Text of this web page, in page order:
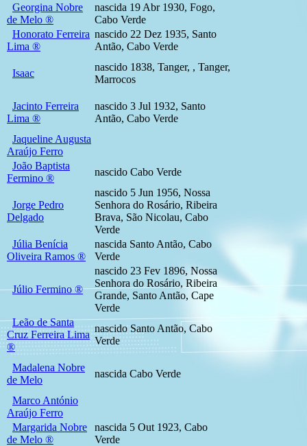
Georgina Nobre
de Melo ®
nascida 19 Abr 1930, Fogo,
Cabo Verde
Honorato Ferreira
Lima ®
nascido 22 Dez 1935, Santo
Antão, Cabo Verde
Isaac
nascido 1838, Tanger, , Tanger,
Marrocos
Jacinto Ferreira
Lima ®
nascido 3 Jul 1932, Santo
Antão, Cabo Verde
Jaqueline Augusta
Araújo Ferro
João Baptista
Fermino ®
nascido Cabo Verde
Jorge Pedro
Delgado
nascido 5 Jun 1956, Nossa
Senhora do Rosário, Ribeira
Brava, São Nicolau, Cabo
Verde
Júlia Benícia
Oliveira Ramos ®
nascida Santo Antão, Cabo
Verde
Júlio Fermino ®
nascido 23 Fev 1896, Nossa
Senhora do Rosário, Ribeira
Grande, Santo Antão, Cape
Verde
Leão de Santa
Cruz Ferreira Lima
®
nascido Santo Antão, Cabo
Verde
Madalena Nobre
de Melo
nascida Cabo Verde
Marco António
Araújo Ferro
Margarida Nobre
de Melo ®
nascida 5 Out 1923, Cabo
Verde